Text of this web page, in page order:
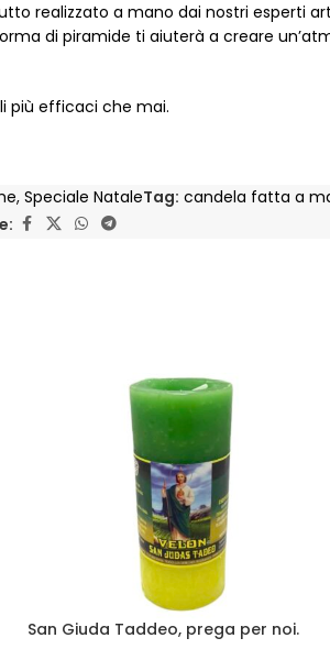
realizzato a mano dai nostri esperti
di piramide ti aiuterà a creare
più efficaci che mai.
, Speciale NataleTag: candela fatta a
San Giuda Taddeo, prega per noi.